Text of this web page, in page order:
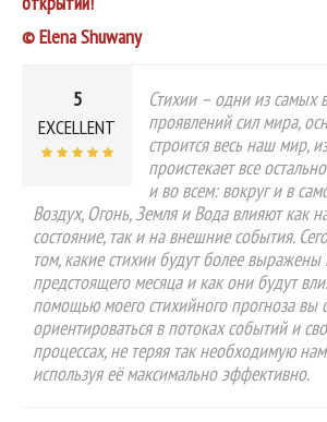
© Elena Shuwany
5
EXCELLENT
Стихии – одни из самых
проявлений сил мира,
строится весь наш мир,
проистекает все
и во всем: вокруг и в
Воздух, Огонь, Земля и Вода влияют как
состояние, так и на внешние события.
том, какие стихии будут более выражены
предстоящего месяца и как они будут
помощью моего стихийного прогноза вы
ориентироваться в потоках событий и
процессах, не теряя так необходимую
используя её максимально эффективно.